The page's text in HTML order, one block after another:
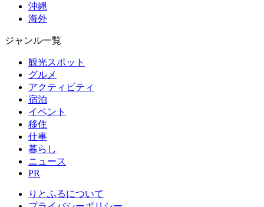
沖縄
海外
ジャンル一覧
観光スポット
グルメ
アクティビティ
宿泊
イベント
移住
仕事
暮らし
ニュース
PR
りとふるについて